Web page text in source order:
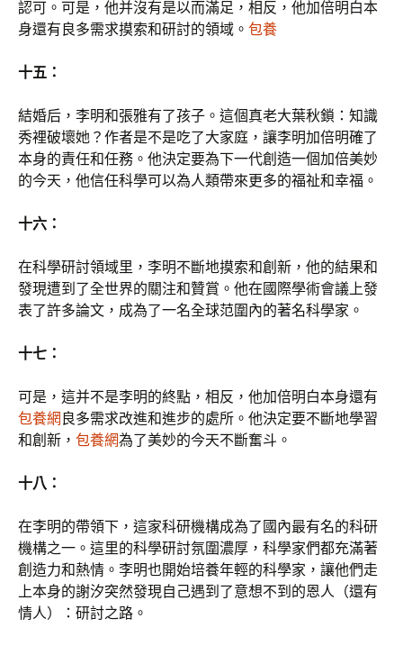
認可。可是，他并沒有是以而滿足，相反，他加倍明白本
身還有良多需求摸索和研討的領域。 包養
十五：
結婚后，李明和張雅有了孩子。這個真老大葉秋鎖：知識
秀裡破壞她？作者是不是吃了大家庭，讓李明加倍明確了
本身的責任和任務。他決定要為下一代創造一個加倍美妙
的今天，他信任科學可以為人類帶來更多的福祉和幸福。
十六：
在科學研討領域里，李明不斷地摸索和創新，他的結果和
發現遭到了全世界的關注和贊賞。他在國際學術會議上發
表了許多論文，成為了一名全球范圍內的著名科學家。
十七：
可是，這并不是李明的終點，相反，他加倍明白本身還有
包養網 良多需求改進和進步的處所。他決定要不斷地學習
和創新， 包養網為了美妙的今天不斷奮斗。
十八：
在李明的帶領下，這家科研機構成為了國內最有名的科研
機構之一。這里的科學研討氛圍濃厚，科學家們都充滿著
創造力和熱情。李明也開始培養年輕的科學家，讓他們走
上本身的謝汐突然發現自己遇到了意想不到的恩人（還有
情人）：研討之路。